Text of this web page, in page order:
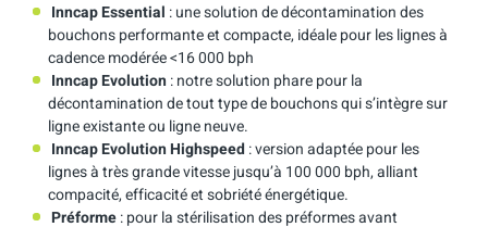
Inncap Essential : une solution de décontamination des
bouchons performante et compacte, idéale pour les lignes à
cadence modérée <16 000 bph
Inncap Evolution : notre solution phare pour la
décontamination de tout type de bouchons qui s’intègre sur
ligne existante ou ligne neuve.
Inncap Evolution Highspeed: version adaptée pour les
lignes à très grande vitesse jusqu’à 100 000 bph, alliant
compacité, efficacité et sobriété énergétique.
Préforme: pour la stérilisation des préformes avant